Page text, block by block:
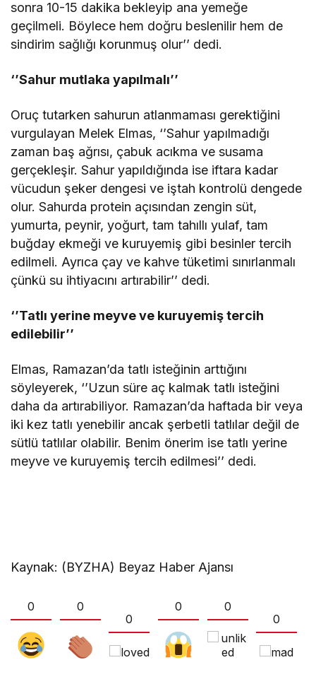
sonra 10-15 dakika bekleyip ana yemeğe
geçilmeli. Böylece hem doğru beslenilir hem de
sindirim sağlığı korunmuş olur’’ dedi.
‘’Sahur mutlaka yapılmalı’’
Oruç tutarken sahurun atlanmaması gerektiğini
vurgulayan Melek Elmas, ‘’Sahur yapılmadığı
zaman baş ağrısı, çabuk acıkma ve susama
gerçekleşir. Sahur yapıldığında ise iftara kadar
vücudun şeker dengesi ve iştah kontrolü dengede
olur. Sahurda protein açısından zengin süt,
yumurta, peynir, yoğurt, tam tahıllı yulaf, tam
buğday ekmeği ve kuruyemiş gibi besinler tercih
edilmeli. Ayrıca çay ve kahve tüketimi sınırlanmalı
çünkü su ihtiyacını artırabilir’’ dedi.
‘’Tatlı yerine meyve ve kuruyemiş tercih
edilebilir’’
Elmas, Ramazan’da tatlı isteğinin arttığını
söyleyerek, ‘’Uzun süre aç kalmak tatlı isteğini
daha da artırabiliyor. Ramazan’da haftada bir veya
iki kez tatlı yenebilir ancak şerbetli tatlılar değil de
sütlü tatlılar olabilir. Benim önerim ise tatlı yerine
meyve ve kuruyemiş tercih edilmesi’’ dedi.
Kaynak: (BYZHA) Beyaz Haber Ajansı
0
0
0
0
0
0